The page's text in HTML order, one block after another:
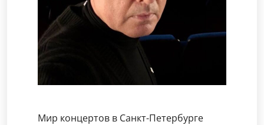
Мир концертов в Санкт-Петербурге